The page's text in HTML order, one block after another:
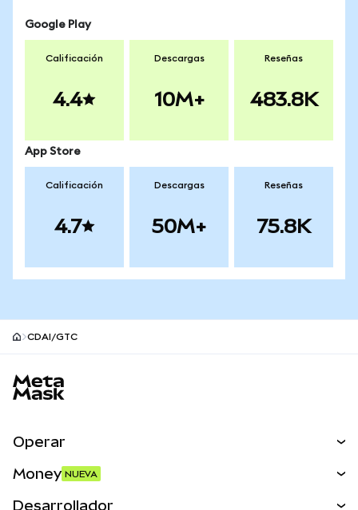
Google Play
Calificación
4.4
Descargas
10M+
Reseñas
483.8K
App Store
Calificación
4.7
Descargas
50M+
Reseñas
75.8K
CDAI/GTC
Operar
Money NUEVA
Desarrollador